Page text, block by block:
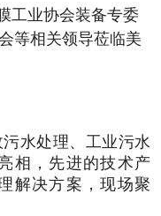
工业协会装备专委
等相关领导莅临美
水处理、工业污水
相，先进的技术产
解决方案，现场聚